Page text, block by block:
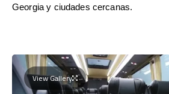
Georgia y ciudades cercanas.
View Gallery